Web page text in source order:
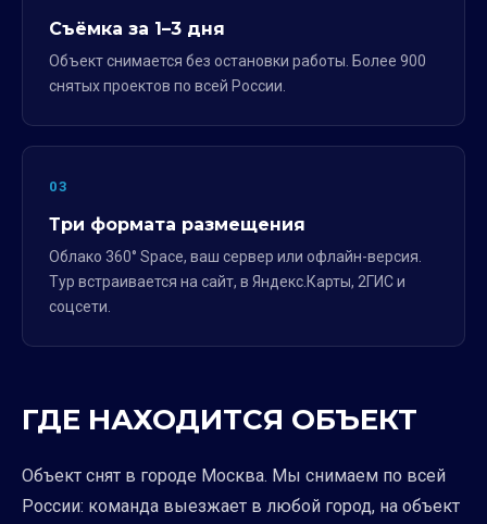
Съёмка за 1–3 дня
Объект снимается без остановки работы. Более 900
снятых проектов по всей России.
03
Три формата размещения
Облако 360° Space, ваш сервер или офлайн-версия.
Тур встраивается на сайт, в Яндекс.Карты, 2ГИС и
соцсети.
ГДЕ НАХОДИТСЯ ОБЪЕКТ
Объект снят в городе Москва. Мы снимаем по всей
России: команда выезжает в любой город, на объект